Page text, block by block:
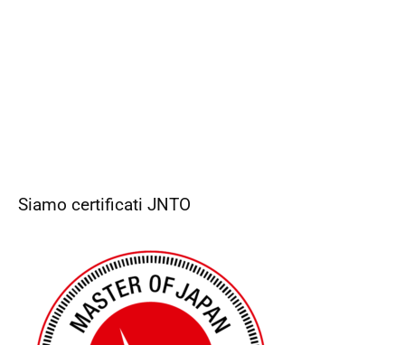
Siamo certificati JNTO